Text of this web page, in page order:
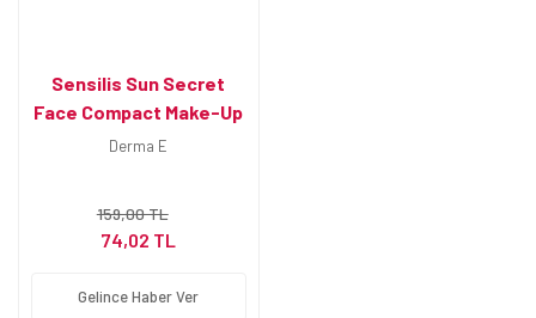
Sensilis Sun Secret
Face Compact Make-Up
Spf50+ 03 (Güneş
Derma E
159,00 TL
74,02 TL
Gelince Haber Ver